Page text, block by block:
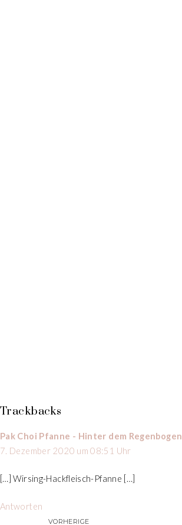
Trackbacks
Pak Choi Pfanne - Hinter dem Regenbogen
7. Dezember 2020 um 08:51 Uhr
[…] Wirsing-Hackfleisch-Pfanne […]
Antworten
VORHERIGE